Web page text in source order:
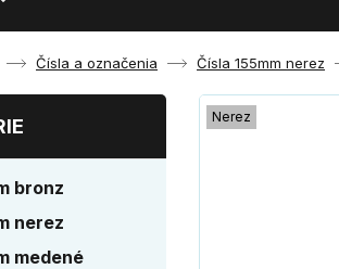
Čísla a označenia Čísla 155mm nerez
bronz
nerez
medené
Nerez